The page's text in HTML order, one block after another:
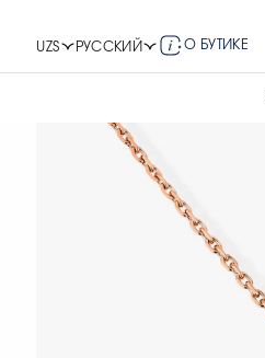
UZS РУССКИЙ О БУТИКЕ